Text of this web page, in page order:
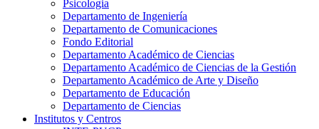
Psicologia
Departamento de Ingeniería
Departamento de Comunicaciones
Fondo Editorial
Departamento Académico de Ciencias
Departamento Académico de Ciencias de la Gestión
Departamento Académico de Arte y Diseño
Departamento de Educación
Departamento de Ciencias
Institutos y Centros